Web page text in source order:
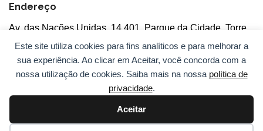
Este site utiliza cookies para fins analíticos e para melhorar a
sua experiência. Ao clicar em Aceitar, você concorda com a
nossa utilização de cookies. Saiba mais na nossa política de
privacidade.
Aceitar
Endereço
Av. das Nações Unidas, 14.401, Parque da Cidade, Torre
Tarumã
5°andar, salas 502/503, CEP: 04730-090, São Paulo, SP